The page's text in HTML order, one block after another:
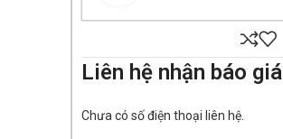
Liên hệ nhận báo giá
Chưa có số điện thoại liên hệ.